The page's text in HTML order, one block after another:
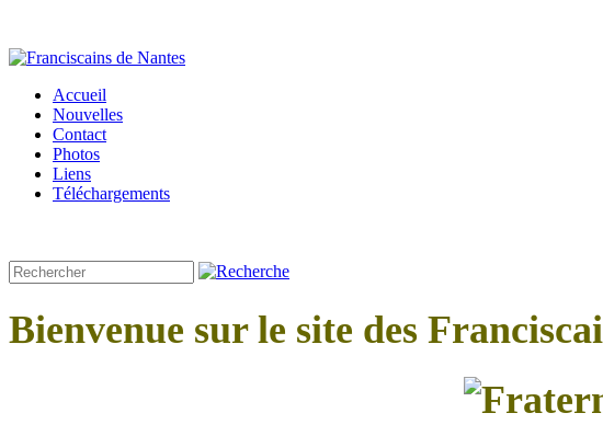
Accueil
Nouvelles
Contact
Photos
Liens
Téléchargements
Bienvenue sur le site des